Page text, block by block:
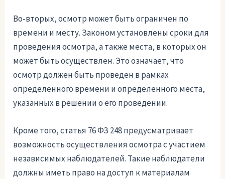
Во-вторых, осмотр может быть ограничен по
времени и месту. Законом установлены сроки для
проведения осмотра, а также места, в которых он
может быть осуществлен. Это означает, что
осмотр должен быть проведен в рамках
определенного времени и определенного места,
указанных в решении о его проведении.
Кроме того, статья 76 ФЗ 248 предусматривает
возможность осуществления осмотра с участием
независимых наблюдателей. Такие наблюдатели
должны иметь право на доступ к материалам